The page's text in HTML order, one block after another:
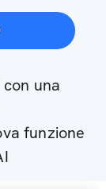
una
funzione